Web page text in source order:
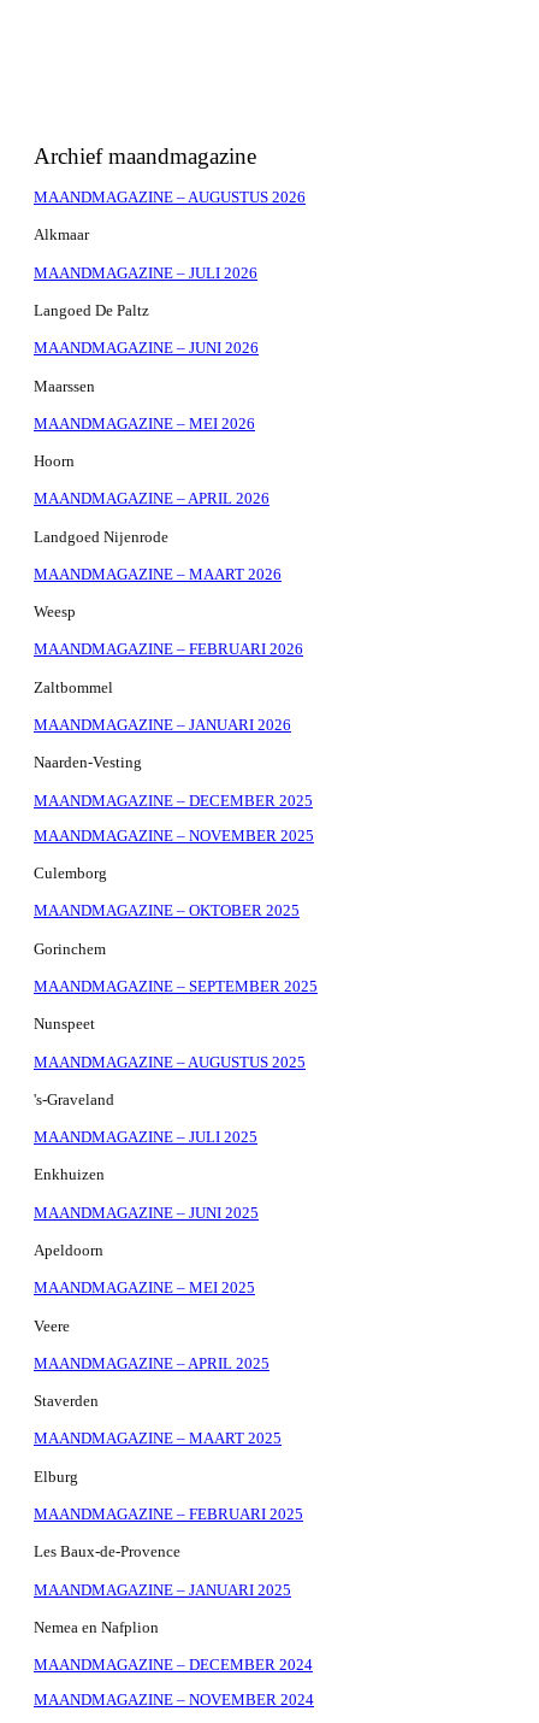
Archief maandmagazine
MAANDMAGAZINE – AUGUSTUS 2026
Alkmaar
MAANDMAGAZINE – JULI 2026
Langoed De Paltz
MAANDMAGAZINE – JUNI 2026
Maarssen
MAANDMAGAZINE – MEI 2026
Hoorn
MAANDMAGAZINE – APRIL 2026
Landgoed Nijenrode
MAANDMAGAZINE – MAART 2026
Weesp
MAANDMAGAZINE – FEBRUARI 2026
Zaltbommel
MAANDMAGAZINE – JANUARI 2026
Naarden-Vesting
MAANDMAGAZINE – DECEMBER 2025
MAANDMAGAZINE – NOVEMBER 2025
Culemborg
MAANDMAGAZINE – OKTOBER 2025
Gorinchem
MAANDMAGAZINE – SEPTEMBER 2025
Nunspeet
MAANDMAGAZINE – AUGUSTUS 2025
's-Graveland
MAANDMAGAZINE – JULI 2025
Enkhuizen
MAANDMAGAZINE – JUNI 2025
Apeldoorn
MAANDMAGAZINE – MEI 2025
Veere
MAANDMAGAZINE – APRIL 2025
Staverden
MAANDMAGAZINE – MAART 2025
Elburg
MAANDMAGAZINE – FEBRUARI 2025
Les Baux-de-Provence
MAANDMAGAZINE – JANUARI 2025
Nemea en Nafplion
MAANDMAGAZINE – DECEMBER 2024
MAANDMAGAZINE – NOVEMBER 2024